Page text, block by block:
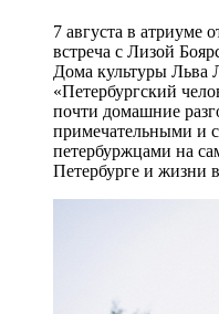
7 августа в атриуме
встреча с Лизой
Дома культуры Льва
«Петербургский
почти домашние
примечательными и
петербуржцами на
Петербурге и жизни